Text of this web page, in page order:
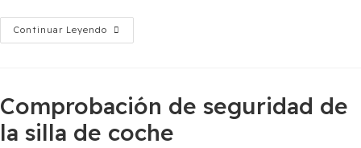
Continuar Leyendo
Comprobación de seguridad de
la silla de coche